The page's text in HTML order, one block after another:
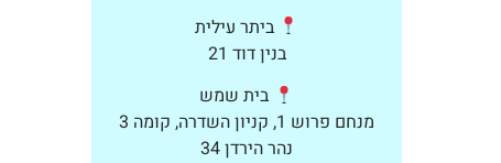
ביתר עילית
בנין דוד 21
בית שמש
מנחם פרוש 1, קניון השדרה, קומה 3
נהר הירדן 34